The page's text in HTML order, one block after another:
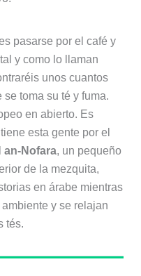
pasarse por el café y
tal y como lo llaman
unos cuantos
toma su té y fuma.
en abierto. Es
esta gente por el
an-Nofara, un pequeño
de la mezquita,
en árabe mientras
y se relajan
tés.